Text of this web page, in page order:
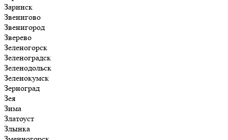
Заринск
Звенигово
Звенигород
Зверево
Зеленогорск
Зеленоградск
Зеленодольск
Зеленокумск
Зерноград
Зея
Зима
Златоуст
Злынка